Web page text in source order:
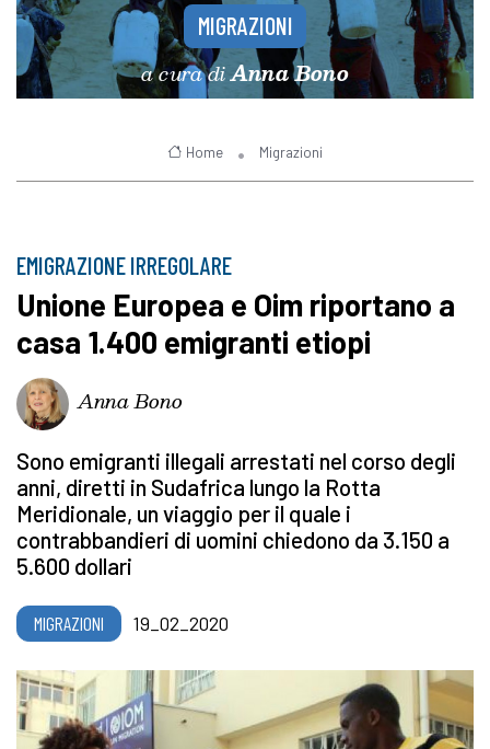
MIGRAZIONI
a cura diAnna Bono
Home Migrazioni
EMIGRAZIONE IRREGOLARE
Unione Europea e Oim riportano a
casa 1.400 emigranti etiopi
Anna Bono
Sono emigranti illegali arrestati nel corso degli
anni, diretti in Sudafrica lungo la Rotta
Meridionale, un viaggio per il quale i
contrabbandieri di uomini chiedono da 3.150 a
5.600 dollari
MIGRAZIONI 19_02_2020